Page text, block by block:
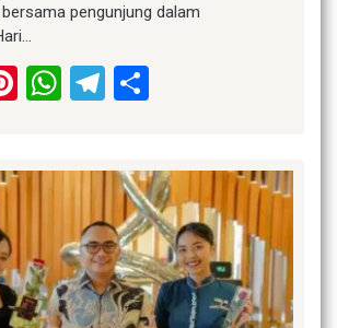
pengunjung dalam
Pinterest
WhatsApp
Telegram